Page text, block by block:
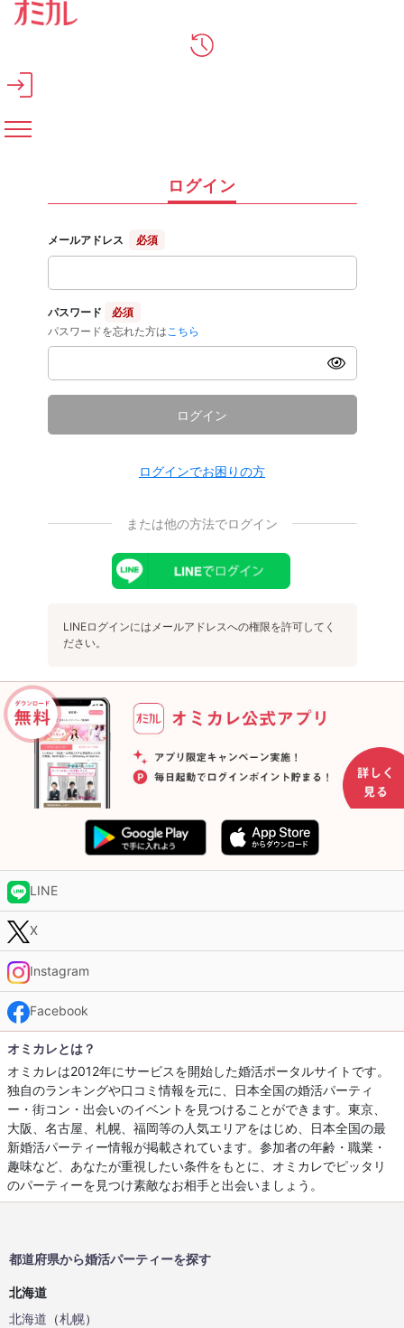
メインコンテンツへスキップ
ログイン
メールアドレス 必須
パスワード
必須
パスワードを忘れた方は こちら
ログイン
ログインでお困りの方
または他の方法でログイン
LINEログインにはメールアドレスへの権限を許可してく
ださい。
LINE
X
Instagram
Facebook
オミカレとは？
オミカレは2012年にサービスを開始した婚活ポータルサイトです。
独自のランキングや口コミ情報を元に、日本全国の婚活パーティ
ー・街コン・出会いのイベントを見つけることができます。東京、
大阪、名古屋、札幌、福岡等の人気エリアをはじめ、日本全国の最
新婚活パーティー情報が掲載されています。参加者の年齢・職業・
趣味など、あなたが重視したい条件をもとに、オミカレでピッタリ
のパーティーを見つけ素敵なお相手と出会いましょう。
都道府県から婚活パーティーを探す
北海道
北海道 （札幌）